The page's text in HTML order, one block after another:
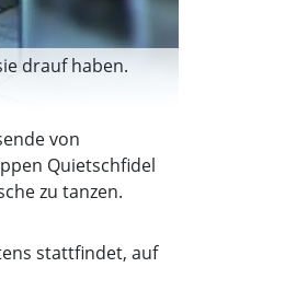
drauf haben.
von
Quietschfidel
zu tanzen.
stattfindet, auf